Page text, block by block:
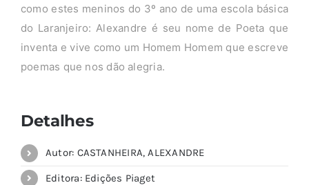
como estes meninos do 3º ano de uma escola básica
do Laranjeiro: Alexandre é seu nome de Poeta que
inventa e vive como um Homem Homem que escreve
poemas que nos dão alegria.
Detalhes
Autor: CASTANHEIRA, ALEXANDRE
Editora: Edições Piaget